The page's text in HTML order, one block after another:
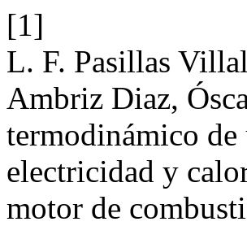
[1]
L. F. Pasillas
Ambriz Diaz,
termodinámico de
electricidad y
motor de